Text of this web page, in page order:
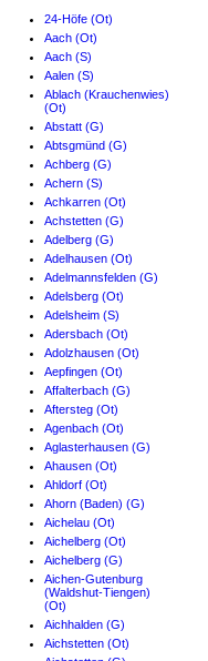
24-Höfe (Ot)
Aach (Ot)
Aach (S)
Aalen (S)
Ablach (Krauchenwies)
(Ot)
Abstatt (G)
Abtsgmünd (G)
Achberg (G)
Achern (S)
Achkarren (Ot)
Achstetten (G)
Adelberg (G)
Adelhausen (Ot)
Adelmannsfelden (G)
Adelsberg (Ot)
Adelsheim (S)
Adersbach (Ot)
Adolzhausen (Ot)
Aepfingen (Ot)
Affalterbach (G)
Aftersteg (Ot)
Agenbach (Ot)
Aglasterhausen (G)
Ahausen (Ot)
Ahldorf (Ot)
Ahorn (Baden) (G)
Aichelau (Ot)
Aichelberg (Ot)
Aichelberg (G)
Aichen-Gutenburg
(Waldshut-Tiengen)
(Ot)
Aichhalden (G)
Aichstetten (Ot)